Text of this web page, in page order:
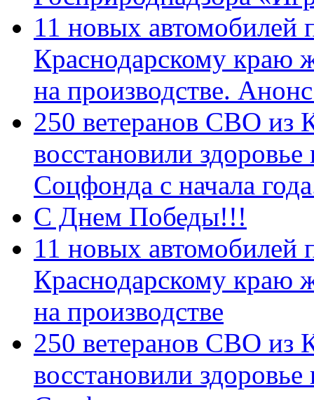
11 новых автомобилей
Краснодарскому краю
на производстве.
250 ветеранов СВО из
восстановили
Соцфонда с начала
С Днем Победы!!!
11 новых автомобилей
Краснодарскому краю
на производстве
250 ветеранов СВО из
восстановили